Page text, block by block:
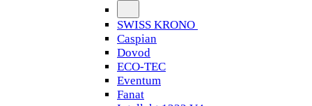
SWISS KRONO
Caspian
Dovod
ECO-TEC
Eventum
Fanat